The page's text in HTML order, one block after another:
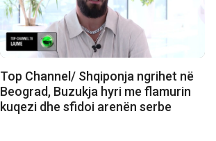
Top Channel/ Shqiponja ngrihet në
Beograd, Buzukja hyri me flamurin
kuqezi dhe sfidoi arenën serbe